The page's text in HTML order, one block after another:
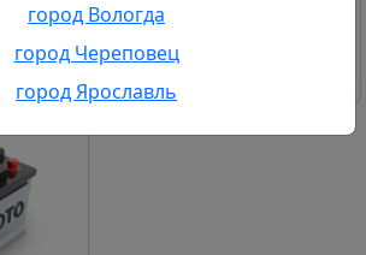
город Вологда
город Череповец
город Ярославль
Высота, мм:
Нет в наличии